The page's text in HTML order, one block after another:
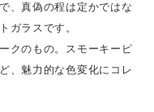
、真偽の程は定かではな
ガラスです。
クのもの。スモーキーピ
、魅力的な色変化にコレ